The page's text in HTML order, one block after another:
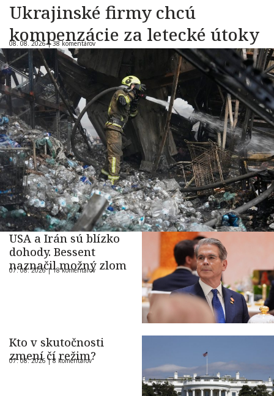
Ukrajinské firmy chcú
kompenzácie za letecké útoky
08. 08. 2026 |38 komentárov
USA a Irán sú blízko
dohody. Bessent
naznačil možný zlom
07. 08. 2026 |18 komentárov
Kto v skutočnosti
zmení čí režim?
07. 08. 2026 |8 komentárov